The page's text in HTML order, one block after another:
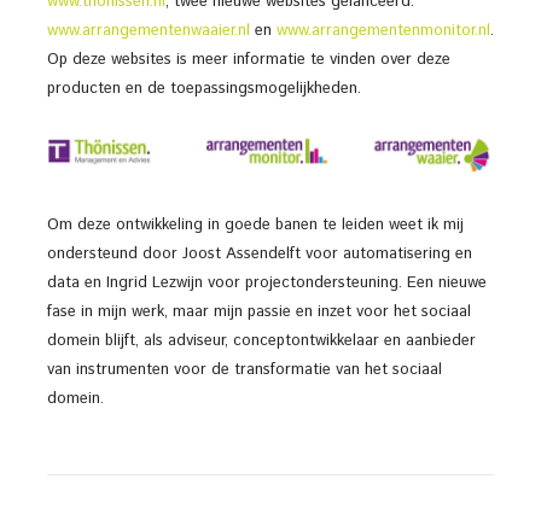
www.arrangementenwaaier.nl en www.arrangementenmonitor.nl.
Op deze websites is meer informatie te vinden over deze
producten en de toepassingsmogelijkheden.
Om deze ontwikkeling in goede banen te leiden weet ik mij
ondersteund door Joost Assendelft voor automatisering en
data en Ingrid Lezwijn voor projectondersteuning. Een nieuwe
fase in mijn werk, maar mijn passie en inzet voor het sociaal
domein blijft, als adviseur, conceptontwikkelaar en aanbieder
van instrumenten voor de transformatie van het sociaal
domein.